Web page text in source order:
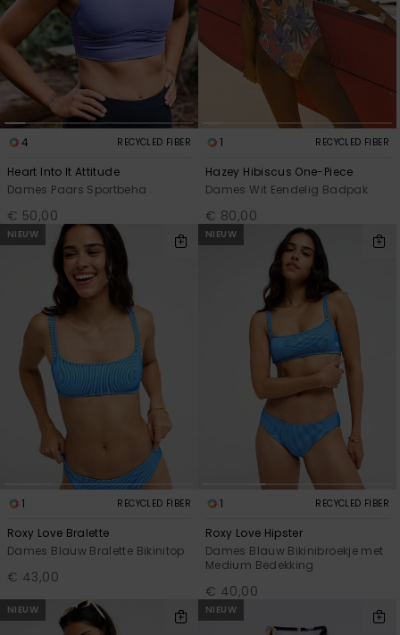
4 RECYCLED FIBER
Heart Into It Attitude
Dames Paars Sportbeha
€ 50,00
1 RECYCLED FIBER
Hazey Hibiscus One-Piece
Dames Wit Eendelig Badpak
€ 80,00
NIEUW
1 RECYCLED FIBER
Roxy Love Bralette
Dames Blauw Bralette Bikinitop
€ 43,00
NIEUW
1 RECYCLED FIBER
Roxy Love Hipster
Dames Blauw Bikinibroekje met
Medium Bedekking
€ 40,00
NIEUW NIEUW